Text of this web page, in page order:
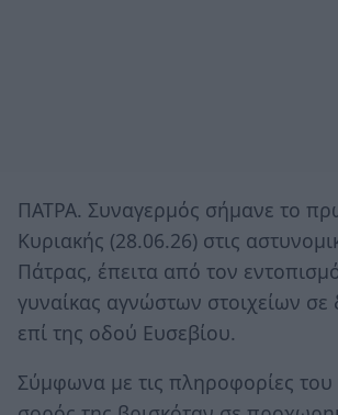
ΠΑΤΡΑ. Συναγερμός σήμανε το
Κυριακής (28.06.26) στις
Πάτρας, έπειτα από τον
γυναίκας αγνώστων στοιχείων σε
επί της οδού Ευσεβίου.
Σύμφωνα με τις πληροφορίες